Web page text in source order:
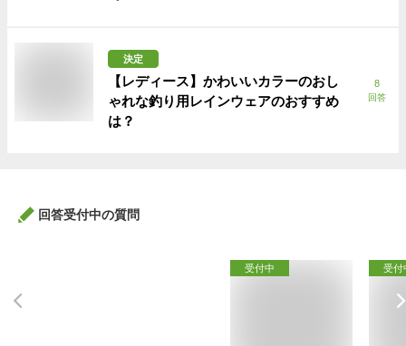
決定
【レディース】かわいいカラーのおし
ゃれな釣り用レインウェアのおすすめ
は？
8
回答
回答受付中の質問
受付中 受付